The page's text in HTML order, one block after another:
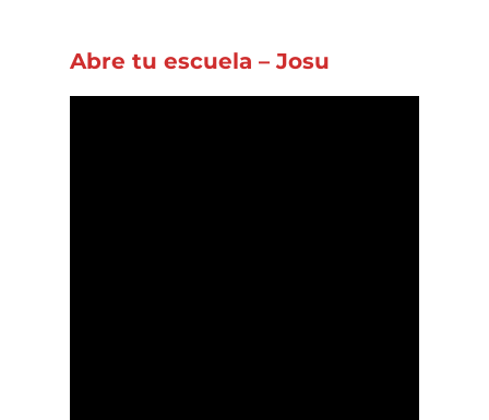
Abre tu escuela – Josu